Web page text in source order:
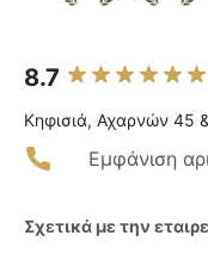
8.7
Κηφισιά, Αχαρνών 45
Εμφάνιση
Σχετικά με την